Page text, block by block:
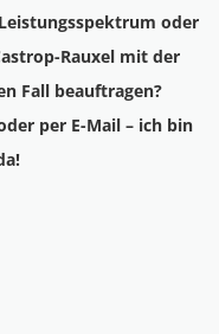
oder
Rauxel mit der
Fall beauftragen?
per E-Mail – ich bin